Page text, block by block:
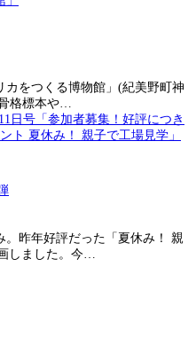
カをつくる博物館」(紀美野町神
格標本や…
。昨年好評だった「夏休み！ 親
しました。今…